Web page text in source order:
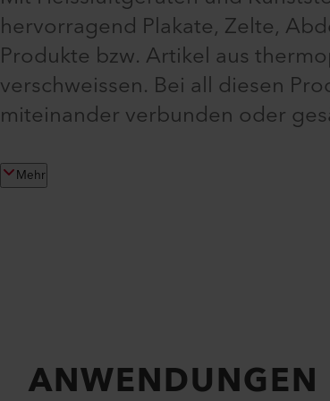
hervorragend Plakate, Zelte,
Produkte bzw. Artikel aus
verschweissen. Bei all diesen
miteinander verbunden oder
Mehr
ANWENDUNGEN